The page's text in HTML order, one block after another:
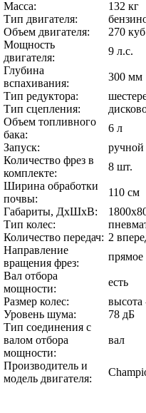
Масса:
132 кг
Тип двигателя:
Объем двигателя:
270
Мощность
двигателя:
9 л.с.
Глубина
вспахивания:
300 мм
Тип редуктора:
Тип сцепления:
Объем топливного
бака:
6 л
Запуск:
ручной
Количество фрез в
комплекте:
8 шт.
Ширина обработки
почвы:
110 см
Габариты, ДхШхВ:
Тип колес:
Количество передач: 2
Направление
вращения фрез:
прямое
Вал отбора
мощности:
есть
Размер колес:
Уровень шума:
78 дБ
Тип соединения с
валом отбора
мощности:
вал
Производитель и
модель двигателя: